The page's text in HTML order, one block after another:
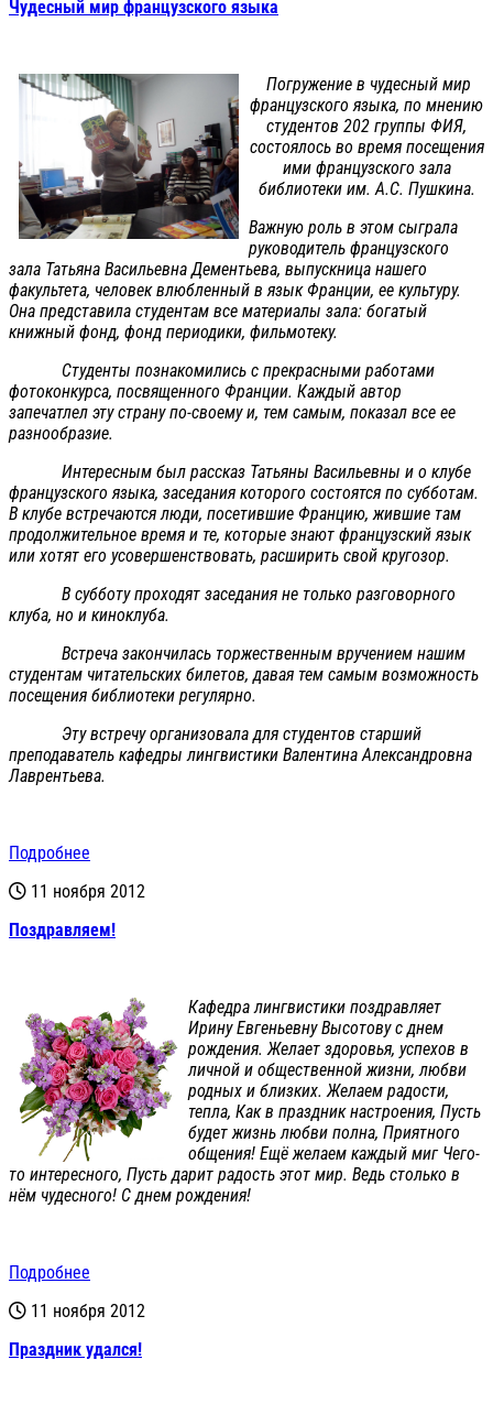
Чудесный мир французского языка
Погружение в чудесный мир
французского языка, по мнению
студентов 202 группы ФИЯ,
состоялось во время посещения
ими французского зала
библиотеки им. А.С. Пушкина.
Важную роль в этом сыграла
руководитель французского
зала Татьяна Васильевна Дементьева, выпускница нашего
факультета, человек влюбленный в язык Франции, ее культуру.
Она представила студентам все материалы зала: богатый
книжный фонд, фонд периодики, фильмотеку.
Студенты познакомились с прекрасными работами
фотоконкурса, посвященного Франции. Каждый автор
запечатлел эту страну по-своему и, тем самым, показал все ее
разнообразие.
Интересным был рассказ Татьяны Васильевны и о клубе
французского языка, заседания которого состоятся по субботам.
В клубе встречаются люди, посетившие Францию, жившие там
продолжительное время и те, которые знают французский язык
или хотят его усовершенствовать, расширить свой кругозор.
В субботу проходят заседания не только разговорного
клуба, но и киноклуба.
Встреча закончилась торжественным вручением нашим
студентам читательских билетов, давая тем самым возможность
посещения библиотеки регулярно.
Эту встречу организовала для студентов старший
преподаватель кафедры лингвистики Валентина Александровна
Лаврентьева.
Подробнее
11 ноября 2012
Поздравляем!
Кафедра лингвистики поздравляет
Ирину Евгеньевну Высотову с днем
рождения. Желает здоровья, успехов в
личной и общественной жизни, любви
родных и близких. Желаем радости,
тепла, Как в праздник настроения, Пусть
будет жизнь любви полна, Приятного
общения! Ещё желаем каждый миг Чего-
то интересного, Пусть дарит радость этот мир. Ведь столько в
нём чудесного! С днем рождения!
Подробнее
11 ноября 2012
Праздник удался!